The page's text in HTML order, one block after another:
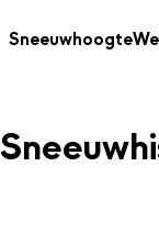
Sneeuwhoogte